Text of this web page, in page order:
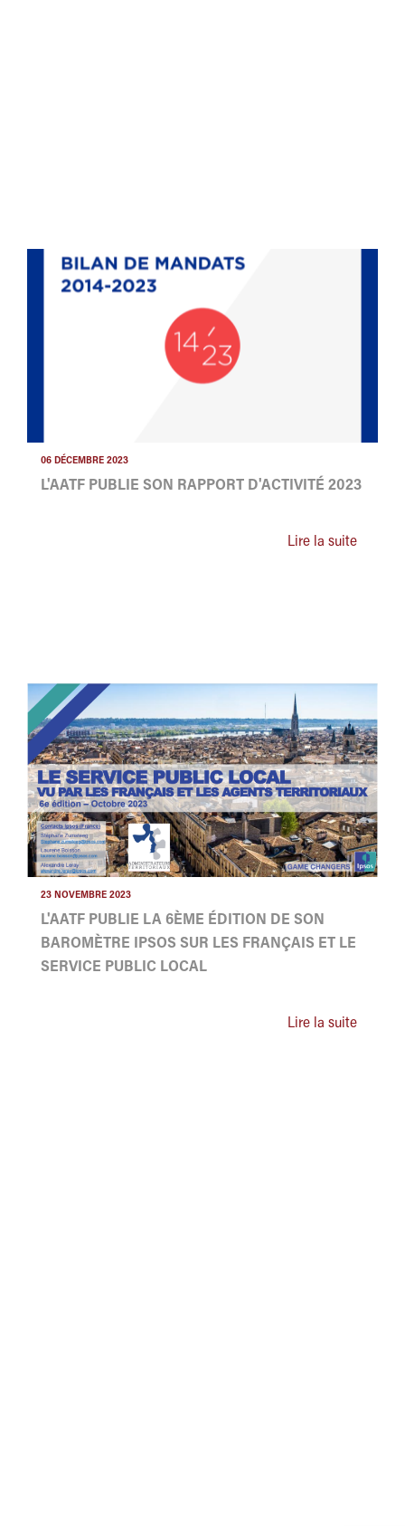
06 DÉCEMBRE 2023
L'AATF PUBLIE SON RAPPORT D'ACTIVITÉ 2023
Lire la suite
23 NOVEMBRE 2023
L'AATF PUBLIE LA 6ÈME ÉDITION DE SON
BAROMÈTRE IPSOS SUR LES FRANÇAIS ET LE
SERVICE PUBLIC LOCAL
Lire la suite